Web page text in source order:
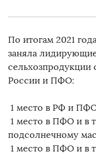
По итогам 2021
заняла
сельхозпродукции
России и ПФО:
1 место в РФ и
1 место в ПФО и в
подсолнечному
1 место в ПФО и в